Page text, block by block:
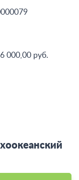
000,00 руб.